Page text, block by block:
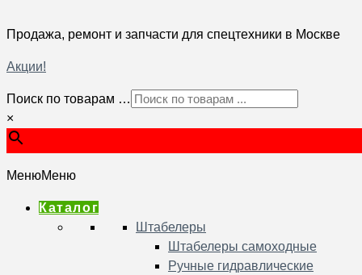
Продажа, ремонт и запчасти для спецтехники в Москве
Акции!
Поиск по товарам …
×
МенюМеню
Каталог
Штабелеры
Штабелеры самоходные
Ручные гидравлические